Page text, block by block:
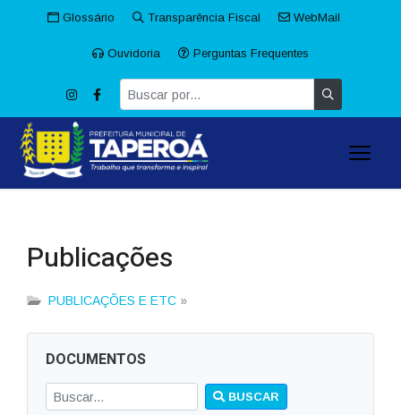
Glossário Transparência Fiscal WebMail
Ouvidoria Perguntas Frequentes
Publicações
PUBLICAÇÕES E ETC »
DOCUMENTOS
BUSCAR